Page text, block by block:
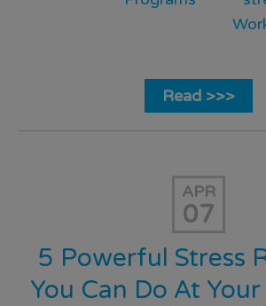
Read >>>
APR
07
5 Powerful Stress
You Can Do At